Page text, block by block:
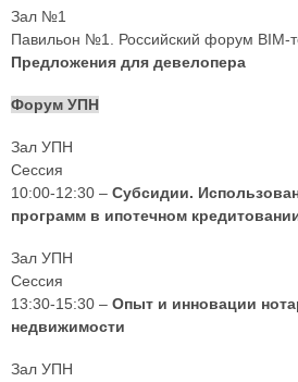
Зал №1
Павильон №1. Российский форум BIM-
Предложения для девелопера
Форум УПН
Зал УПН
Сессия
10:00-12:30 – Субсидии.
программ в ипотечном
Зал УПН
Сессия
13:30-15:30 – Опыт и инновации
недвижимости
Зал УПН